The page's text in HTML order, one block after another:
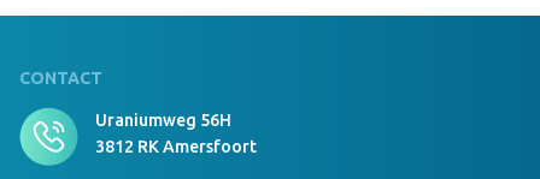
CONTACT
Uraniumweg 56H
3812 RK Amersfoort